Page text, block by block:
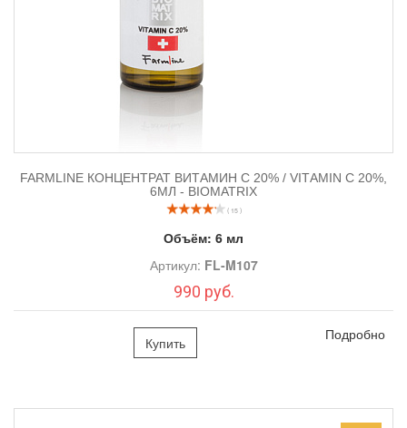
FARMLINE КОНЦЕНТРАТ ВИТАМИН С 20% / VITАMIN C 20%,
6МЛ - BIOMATRIX
( 15 )
Объём: 6 мл
Артикул: FL-M107
990 руб.
Купить Подробно